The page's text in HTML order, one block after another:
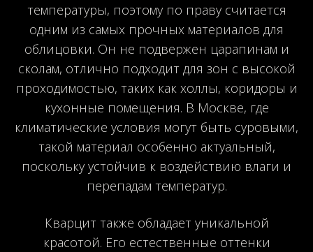
температуры, поэтому по праву считается
одним из самых прочных материалов для
облицовки. Он не подвержен царапинам и
сколам, отлично подходит для зон с высокой
проходимостью, таких как холлы, коридоры и
кухонные помещения. В Москве, где
климатические условия могут быть суровыми,
такой материал особенно актуальный,
поскольку устойчив к воздействию влаги и
перепадам температур.
Кварцит также обладает уникальной
красотой. Его естественные оттенки